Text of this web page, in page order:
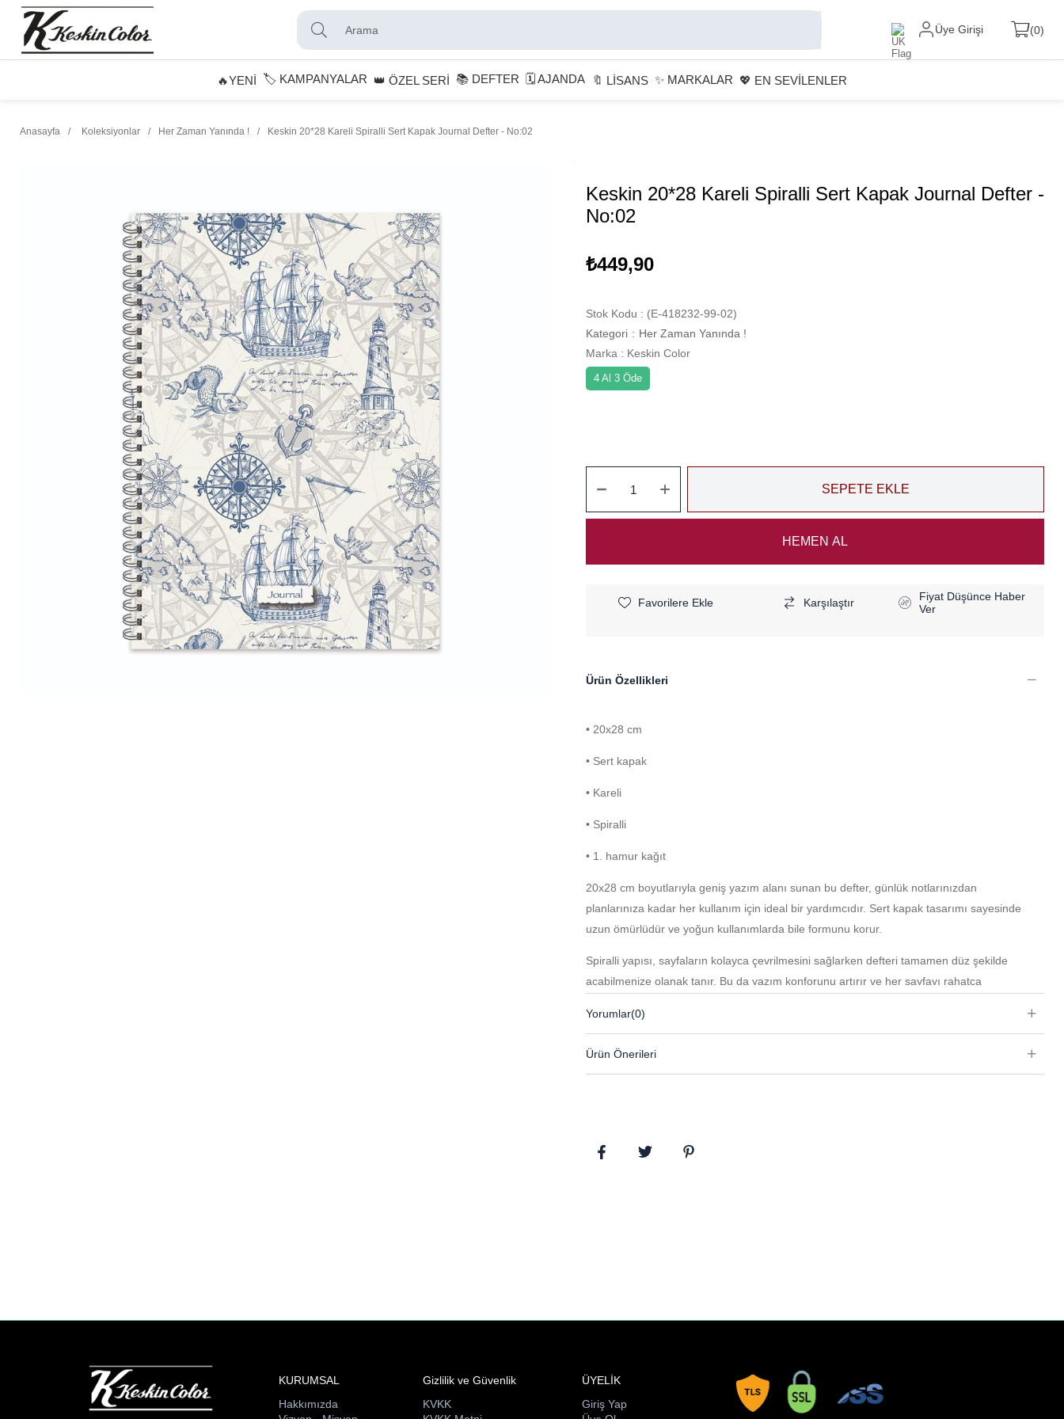
Üye Girişi 0
🔥YENİ 🏷️ KAMPANYALAR 👑 ÖZEL SERİ 📚 DEFTER 🗓 AJANDA 🔖 LİSANS ✨ MARKALAR 💖 EN SEVİLENLER
Anasayfa Koleksiyonlar Her Zaman Yanında ! Keskin 20*28 Kareli Spiralli Sert Kapak Journal Defter - No:02
Keskin 20*28 Kareli Spiralli Sert Kapak Journal Defter -
No:02
₺449,90
Stok Kodu
(E-418232-99-02)
Kategori : Her Zaman Yanında !
Marka : Keskin Color
4 Al 3 Öde
Favorilere Ekle Karşılaştır
Fiyat Düşünce Haber
Ver
Ürün Özellikleri
• 20x28 cm
• Sert kapak
• Kareli
• Spiralli
• 1. hamur kağıt
20x28 cm boyutlarıyla geniş yazım alanı sunan bu defter, günlük notlarınızdan
planlarınıza kadar her kullanım için ideal bir yardımcıdır. Sert kapak tasarımı sayesinde
uzun ömürlüdür ve yoğun kullanımlarda bile formunu korur.
Spiralli yapısı, sayfaların kolayca çevrilmesini sağlarken defteri tamamen düz şekilde
açabilmenize olanak tanır. Bu da yazım konforunu artırır ve her sayfayı rahatça
Yorumlar(0)
Ürün Önerileri
KURUMSAL
Hakkımızda
Gizlilik ve Güvenlik
KVKK
ÜYELİK
Giriş Yap